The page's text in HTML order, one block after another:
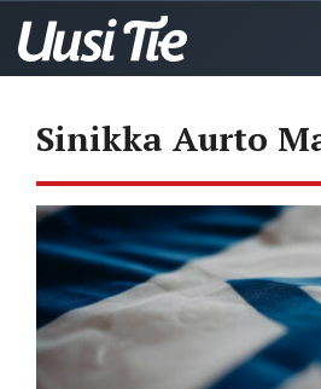
Sinikka Aurto